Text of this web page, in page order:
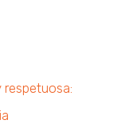
respetuosa: